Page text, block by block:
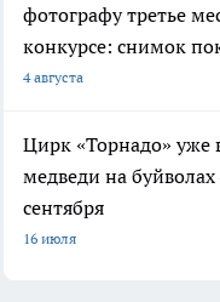
фотографу третье
конкурсе: снимок
4 августа
Цирк «Торнадо» уже
медведи на
сентября
16 июля